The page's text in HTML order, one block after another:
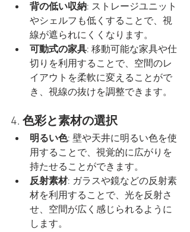
背の低い収納: ストレージユニット
やシェルフも低くすることで、視
線が遮られにくくなります。
可動式の家具: 移動可能な家具や仕
切りを利用することで、空間のレ
イアウトを柔軟に変えることがで
き、視線の抜けを調整できます。
4. 色彩と素材の選択
明るい色: 壁や天井に明るい色を使
用することで、視覚的に広がりを
持たせることができます。
反射素材: ガラスや鏡などの反射素
材を利用することで、光を反射さ
せ、空間が広く感じられるように
します。